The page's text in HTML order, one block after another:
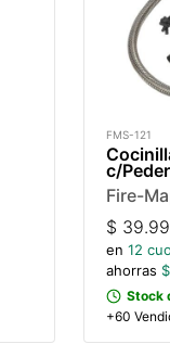
FMS-121
c/
Fire-
$
en 12
ahorras $
Stock
+60